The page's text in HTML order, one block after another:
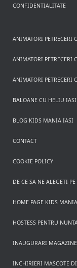
CONFIDENTIALITATE
ANIMATORI PETRECERI
ANIMATORI PETRECERI
ANIMATORI PETRECERI
BALOANE CU HELIU IASI
BLOG KIDS MANIA IASI
CONTACT
COOKIE POLICY
DE CE SA NE ALEGETI
HOME PAGE KIDS
HOSTESS PENTRU
INAUGURARI
INCHIRIERI MASCOTE